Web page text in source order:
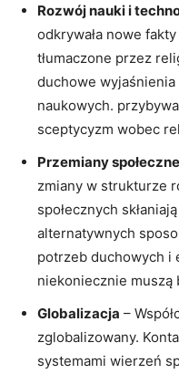
Rozwój nauki i
odkrywała nowe
tłumaczone przez
duchowe
naukowych.
sceptycyzm wobec
Przemiany społeczne
zmiany ⁢w strukturze
społecznych
alternatywnych
potrzeb duchowych i
niekoniecznie⁤ muszą
Globalizacja –
zglobalizowany.
systemami ‍wierzeń